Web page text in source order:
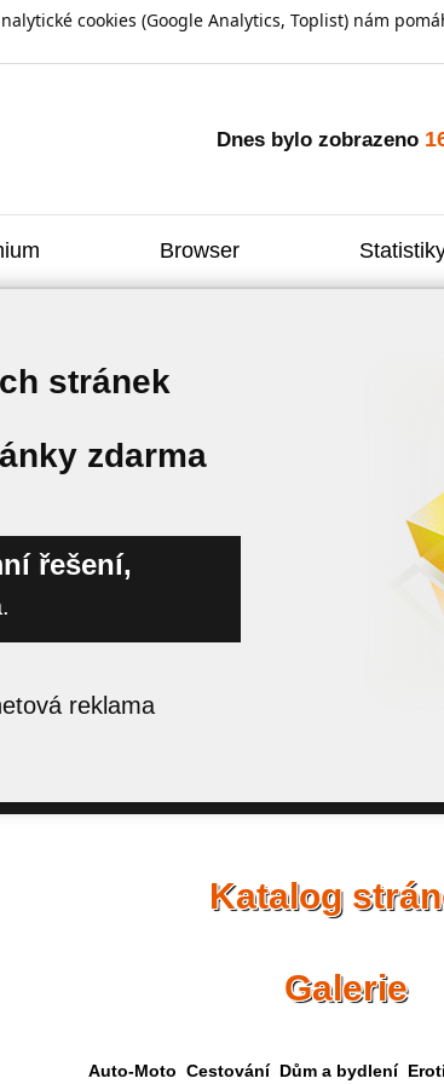
cookies (Google Analytics, Toplist) nám
Dnes bylo zobrazeno
Browser
stránek
zdarma
řešení,
reklama
Katalog
Galerie
Auto-Moto Cestování Dům a bydlení